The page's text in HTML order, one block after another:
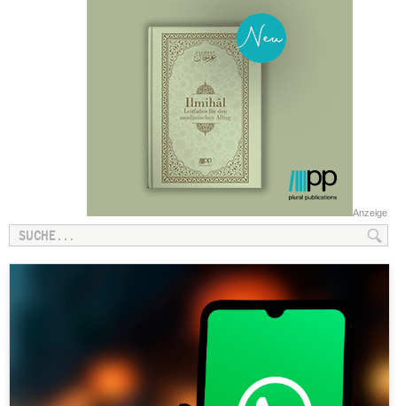
Anzeige